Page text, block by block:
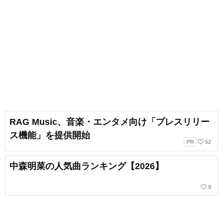
RAG Music、音楽・エンタメ向け「プレスリリー
ス機能」を提供開始
PR favorite_border 52
中森明菜の人気曲ランキング【2026】
favorite_border 9